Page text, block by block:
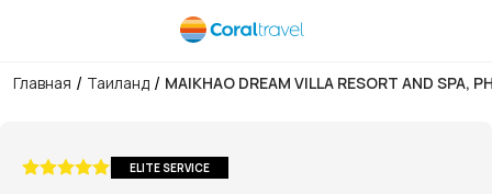
Главная / Таиланд / MAIKHAO DREAM VILLA RESORT AND SPA,
ELITE SERVICE